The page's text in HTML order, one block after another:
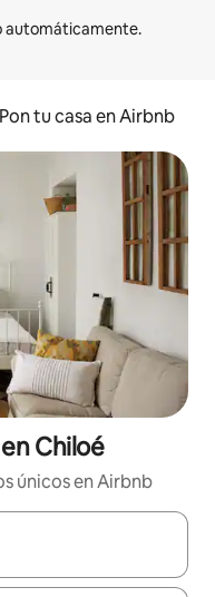
Pon tu casa en Airbnb
Chiloé
únicos en Airbnb
navega con las